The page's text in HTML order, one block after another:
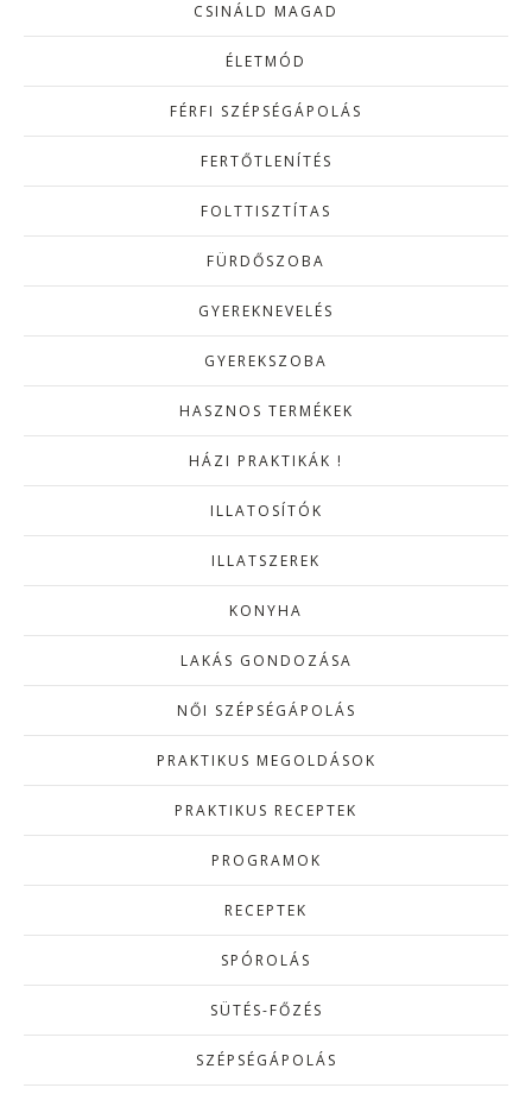
CSINÁLD MAGAD
ÉLETMÓD
FÉRFI SZÉPSÉGÁPOLÁS
FERTŐTLENÍTÉS
FOLTTISZTÍTAS
FÜRDŐSZOBA
GYEREKNEVELÉS
GYEREKSZOBA
HASZNOS TERMÉKEK
HÁZI PRAKTIKÁK !
ILLATOSÍTÓK
ILLATSZEREK
KONYHA
LAKÁS GONDOZÁSA
NŐI SZÉPSÉGÁPOLÁS
PRAKTIKUS MEGOLDÁSOK
PRAKTIKUS RECEPTEK
PROGRAMOK
RECEPTEK
SPÓROLÁS
SÜTÉS-FŐZÉS
SZÉPSÉGÁPOLÁS